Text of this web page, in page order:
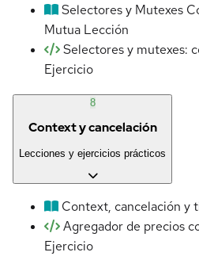
Selectores y Mutexes
Mutua Lección
Selectores y mutexes:
Ejercicio
8
Context y cancelación
Lecciones y ejercicios prácticos
Context, cancelación y
Agregador de precios
Ejercicio